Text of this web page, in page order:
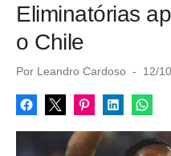
Eliminatórias
o Chile
Por Leandro Cardoso
P
s
t
d
12/